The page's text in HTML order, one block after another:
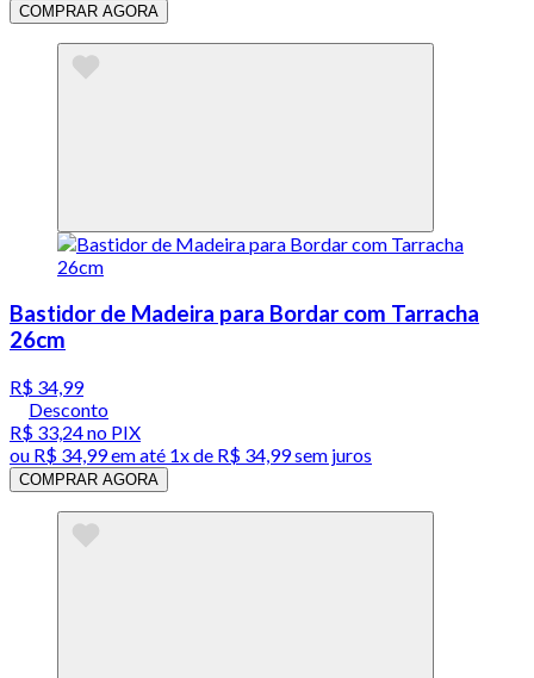
COMPRAR AGORA
Bastidor de Madeira para Bordar com Tarracha
26cm
R$ 34,99
Desconto
R$ 33,24no PIX
ou R$ 34,99em até 1x de R$ 34,99sem juros
COMPRAR AGORA